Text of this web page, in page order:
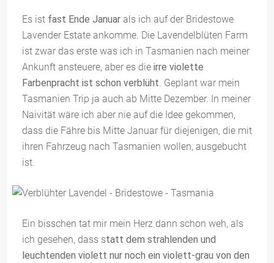
Es ist fast Ende Januar als ich auf der Bridestowe
Lavender Estate ankomme. Die Lavendelblüten Farm
ist zwar das erste was ich in Tasmanien nach meiner
Ankunft ansteuere, aber es die irre violette
Farbenpracht ist schon verblüht. Geplant war mein
Tasmanien Trip ja auch ab Mitte Dezember. In meiner
Naivität wäre ich aber nie auf die Idee gekommen,
dass die Fähre bis Mitte Januar für diejenigen, die mit
ihren Fahrzeug nach Tasmanien wollen, ausgebucht
ist.
Ein bisschen tat mir mein Herz dann schon weh, als
ich gesehen, dass statt dem strahlenden und
leuchtenden violett nur noch ein violett-grau von den